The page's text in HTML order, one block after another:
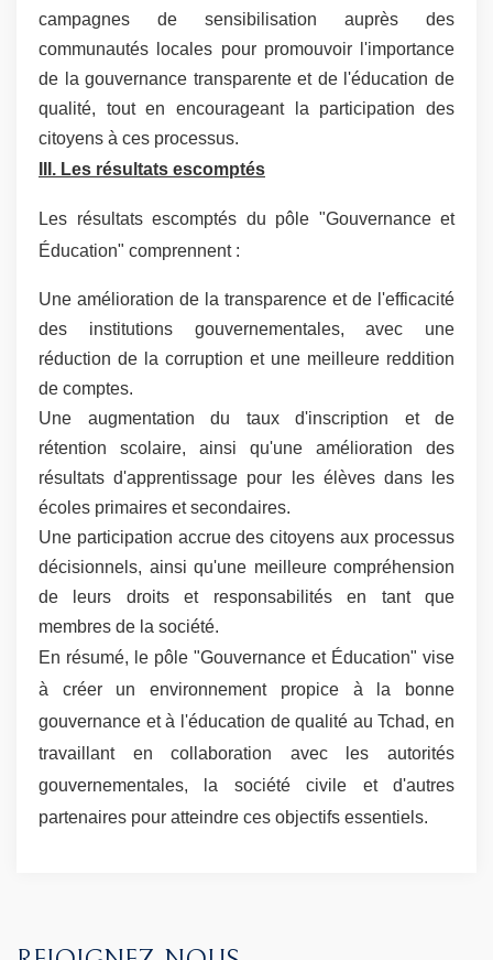
campagnes de sensibilisation auprès des
communautés locales pour promouvoir l'importance
de la gouvernance transparente et de l'éducation de
qualité, tout en encourageant la participation des
citoyens à ces processus.
III. Les résultats escomptés
Les résultats escomptés du pôle "Gouvernance et
Éducation" comprennent :
Une amélioration de la transparence et de l'efficacité
des institutions gouvernementales, avec une
réduction de la corruption et une meilleure reddition
de comptes.
Une augmentation du taux d'inscription et de
rétention scolaire, ainsi qu'une amélioration des
résultats d'apprentissage pour les élèves dans les
écoles primaires et secondaires.
Une participation accrue des citoyens aux processus
décisionnels, ainsi qu'une meilleure compréhension
de leurs droits et responsabilités en tant que
membres de la société.
En résumé, le pôle "Gouvernance et Éducation" vise
à créer un environnement propice à la bonne
gouvernance et à l'éducation de qualité au Tchad, en
travaillant en collaboration avec les autorités
gouvernementales, la société civile et d'autres
partenaires pour atteindre ces objectifs essentiels.